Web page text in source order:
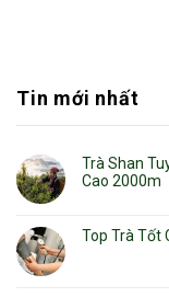
Tin mới nhất
Trà Shan
Cao 2000m
Top Trà Tốt